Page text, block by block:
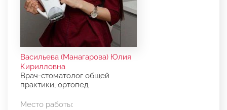
Васильева (Манагарова) Юлия
Кирилловна
Врач-стоматолог общей
практики, ортопед
Место работы: